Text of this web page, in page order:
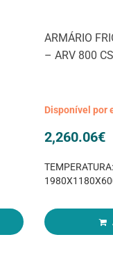
ARMÁRIO
– ARV 800
Disponível por
2,260.06€